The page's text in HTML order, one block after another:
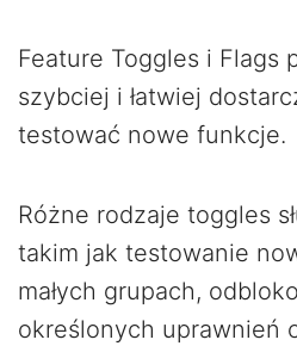
Feature Toggles i Flags
szybciej i łatwiej
testować nowe funkcje.
Różne rodzaje toggles
takim jak testowanie
małych grupach,
określonych uprawnień